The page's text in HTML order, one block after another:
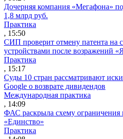
Дочерняя компания «Мегафона»
1,8 млрд руб.
Практика
, 15:50
СИП проверит отмену патента на
устройствами после возражений
Практика
, 15:17
Суды 10 стран рассматривают
Google о возврате дивидендов
Международная практика
, 14:09
ФАС раскрыла схему
«Единство»
Практика